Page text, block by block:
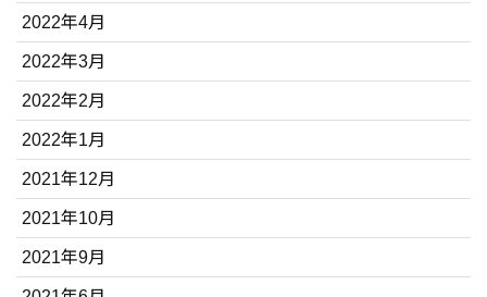
2022年4月
2022年3月
2022年2月
2022年1月
2021年12月
2021年10月
2021年9月